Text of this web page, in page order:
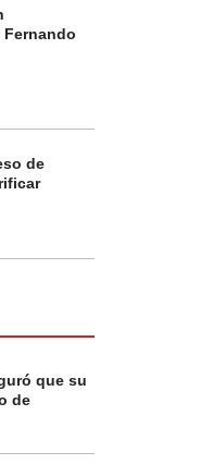
de
que su
de